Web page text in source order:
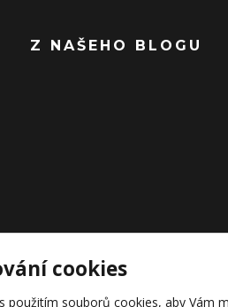
Z NAŠEHO BLOGU
cookies
s použitím souborů cookies, aby Vám